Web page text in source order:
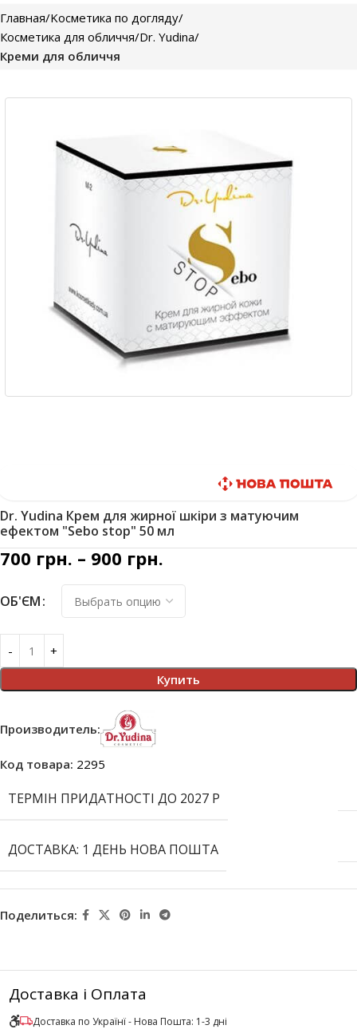
Главная Kосметика по догляду
Косметика для обличчя Dr. Yudina
Креми для обличчя
Dr. Yudina Крем для жирної шкіри з матуючим
ефектом "Sebo stop" 50 мл
700 грн. – 900 грн.
ОБ'ЄМ
Купить
Производитель:
Код товара: 2295
ТЕРМІН ПРИДАТНОСТІ ДО 2027 Р
ДОСТАВКА: 1 ДЕНЬ НОВА ПОШТА
Поделиться:
Доставка і Оплата
Доставка по Українї - Нова Пошта: 1-3 дні